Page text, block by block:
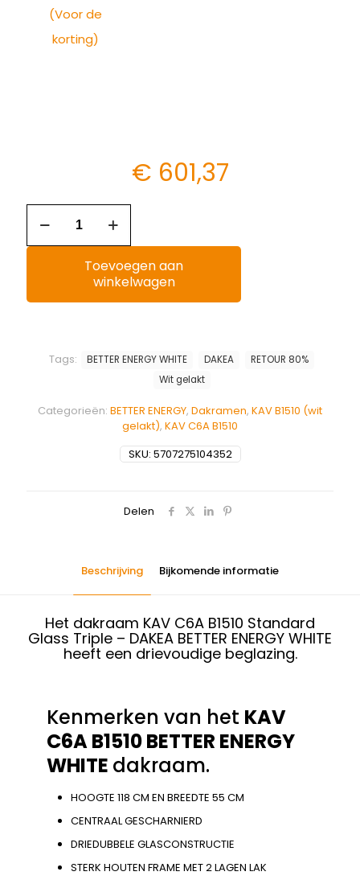
(Voor de
korting)
€ 601,37
Toevoegen aan
winkelwagen
SKU: 5707275104352
Categorieën: BETTER ENERGY, Dakramen, KAV B1510 (wit
gelakt), KAV C6A B1510
Tags: BETTER ENERGY WHITE DAKEA
RETOUR 80%
Wit gelakt
Delen
Beschrijving Bijkomende informatie
Het dakraam KAV C6A B1510 Standard
Glass Triple – DAKEA BETTER ENERGY WHITE
heeft een drievoudige beglazing.
Kenmerken van het KAV
C6A B1510 BETTER ENERGY
WHITE dakraam.
HOOGTE 118 CM EN BREEDTE 55 CM
CENTRAAL GESCHARNIERD
DRIEDUBBELE GLASCONSTRUCTIE
STERK HOUTEN FRAME MET 2 LAGEN LAK